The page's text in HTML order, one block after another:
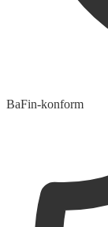
BaFin-konform